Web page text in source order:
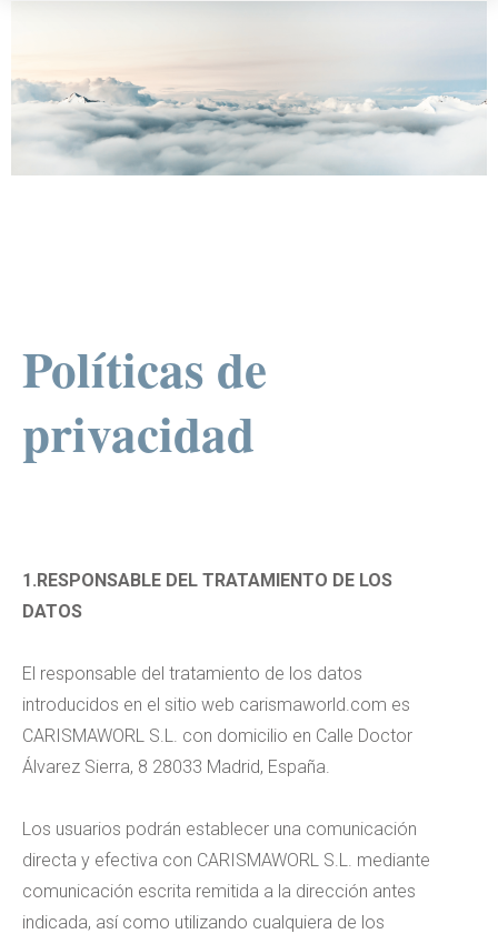
Políticas de
privacidad
1.RESPONSABLE DEL TRATAMIENTO DE LOS
DATOS
El responsable del tratamiento de los datos
introducidos en el sitio web carismaworld.com es
CARISMAWORL S.L. con domicilio en Calle Doctor
Álvarez Sierra, 8 28033 Madrid, España.
Los usuarios podrán establecer una comunicación
directa y efectiva con CARISMAWORL S.L. mediante
comunicación escrita remitida a la dirección antes
indicada, así como utilizando cualquiera de los